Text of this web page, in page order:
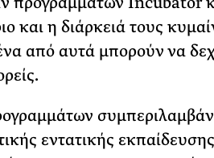
και η διάρκειά τους
από αυτά μπορούν να
εντατικής